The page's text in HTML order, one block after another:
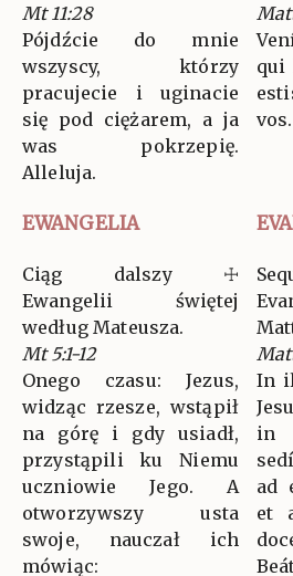
Mt 11:28
Pójdźcie do mnie
wszyscy, którzy
pracujecie i uginacie
się pod ciężarem, a ja
was pokrzepię.
Alleluja.
qui
EWANGELIA
Ciąg dalszy ☩
Ewangelii świętej
według Mateusza.
Mt 5:1-12
Onego czasu: Jezus,
widząc rzesze, wstąpił
na górę i gdy usiadł,
przystąpili ku Niemu
uczniowie Jego. A
otworzywszy usta
swoje, nauczał ich
mówiąc:
In
in
ad
et